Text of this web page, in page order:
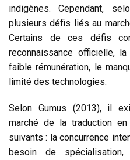
indigènes. Cependant,
plusieurs défis liés au
Certains de ces défis
reconnaissance officielle,
faible rémunération, le
limité des technologies.
Selon Gumus (2013), il
marché de la traduction
suivants : la concurrence
besoin de